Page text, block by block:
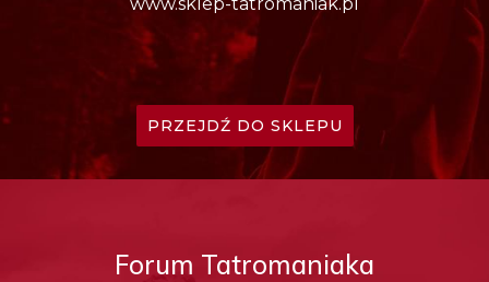
PRZEJDŹ DO SKLEPU
Forum Tatromaniaka